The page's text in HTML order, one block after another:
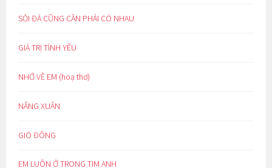
SỎI ĐÁ CŨNG CẦN PHẢI CÓ NHAU
GIÁ TRỊ TÌNH YÊU
NHỚ VỀ EM (hoạ thơ)
NẮNG XUÂN
GIÓ ĐÔNG
EM LUÔN Ở TRONG TIM ANH